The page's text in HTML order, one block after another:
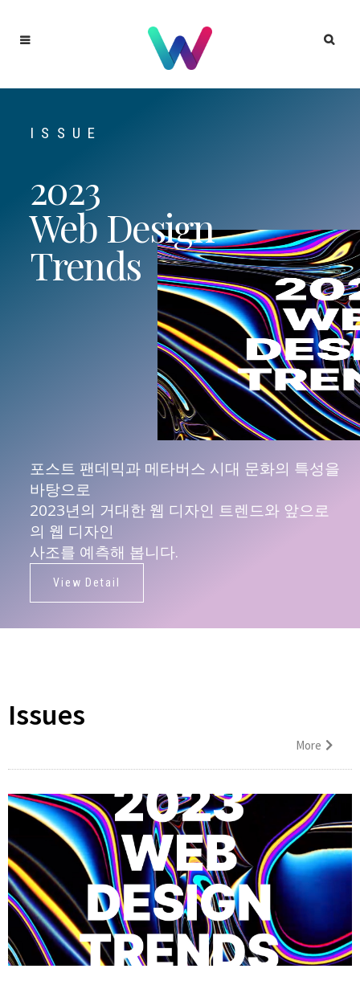
2023
Web Design
Trends
ISSUE
View Detail
포스트 팬데믹과 메타버스 시대 문화의 특성을
바탕으로
2023년의 거대한 웹 디자인 트렌드와 앞으로
의 웹 디자인
사조를 예측해 봅니다.
Issues
More